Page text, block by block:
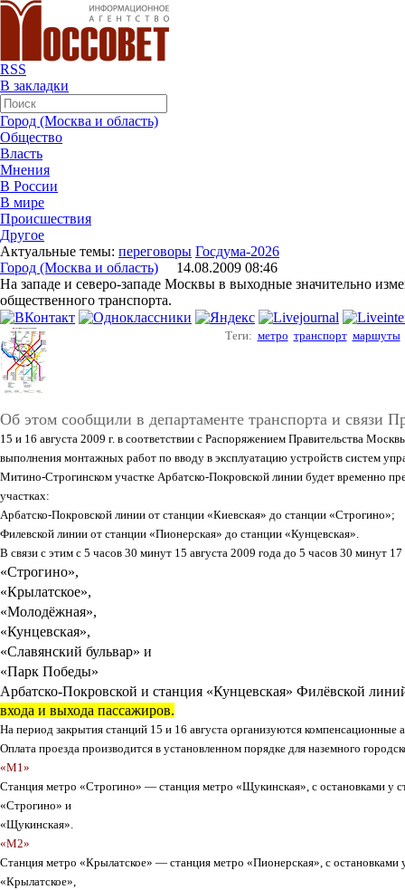
RSS
В закладки
Город (Москва и область)
Общество
Власть
Мнения
В России
В мире
Происшествия
Другое
Актуальные темы: переговоры Госдума-2026
Город (Москва и область) 14.08.2009 08:46
На западе и северо-западе Москвы в выходные значительно
общественного транспорта.
Теги: метро транспорт маршуты
Об этом сообщили в департаменте транспорта и связи
15 и 16 августа 2009 г. в соответствии с Распоряжением Правительства
выполнения монтажных работ по вводу в эксплуатацию устройств систем
Митино-Строгинском участке Арбатско-Покровской линии будет временно
участках:
Арбатско-Покровской линии от станции «Киевская» до станции «Строгино»;
Филевской линии от станции «Пионерская» до станции «Кунцевская».
В связи с этим с 5 часов 30 минут 15 августа 2009 года до 5 часов 30 минут 17
«Строгино»,
«Крылатское»,
«Молодёжная»,
«Кунцевская»,
«Славянский бульвар» и
«Парк Победы»
Арбатско-Покровской и станция «Кунцевская» Филёвской
входа и выхода пассажиров.
На период закрытия станций 15 и 16 августа организуются компенсационные
Оплата проезда производится в установленном порядке для наземного
«М1»
Станция метро «Строгино» — станция метро «Щукинская», с остановками у
«Строгино» и
«Щукинская».
«М2»
Станция метро «Крылатское» — станция метро «Пионерская», с остановками
«Крылатское»,